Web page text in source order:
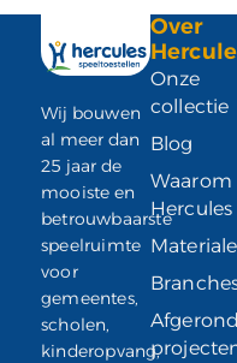
Wij bouwen
al meer dan
25 jaar de
mooiste en
betrouwbaarste
speelruimte
voor
gemeentes,
scholen,
kinderopvang,
Over
Onze
collectie
Blog
Waarom
Hercules